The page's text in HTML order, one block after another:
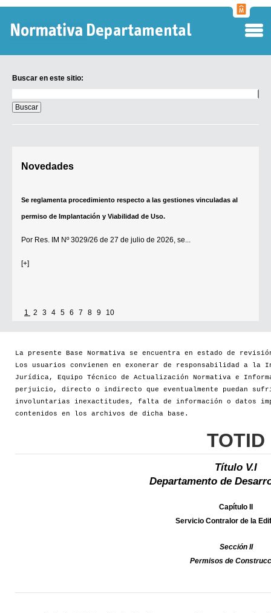
Buscar en este sitio:
en
este
sitio:
Novedades
Se reglamenta procedimiento respecto a las gestiones vinculadas al
permiso de Implantación y Viabilidad de Uso.
Por Res. IM Nº 3029/26 de 27 de julio de 2026, se...
[+]
1 2 3 4 5 6 7 8 9 10
La presente Base Normativa se encuentra en estado de
Los usuarios convienen en exonerar de responsabilidad a la
Jurídica, Equipo Técnico de Actualización Normativa e
perjuicio, directo o indirecto que eventualmente puedan
involuntarias inexactitudes, falta de información o datos
contenidos en los archivos de dicha base.
TOTID
Título V.I
Departamento de
Capítulo II
Servicio Contralor de la
Sección II
Permisos de